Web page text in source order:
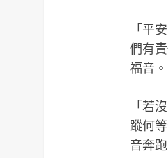
「平
們有
福音。
「若
蹤何
音奔